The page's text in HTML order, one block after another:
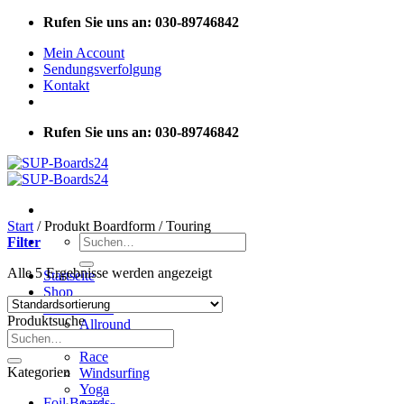
Zum
springen
Rufen Sie uns an: 030-89746842
Mein Account
Sendungsverfolgung
Kontakt
Rufen Sie uns an: 030-89746842
Suchen
nach:
Startseite
Shop
SUP Boards
Allround
Race
Windsurfing
Yoga
Start /Produkt Boardform /Touring
Filter
Alle 5 Ergebnisse werden angezeigt
Produktsuche
Suchen
nach:
Kategorien